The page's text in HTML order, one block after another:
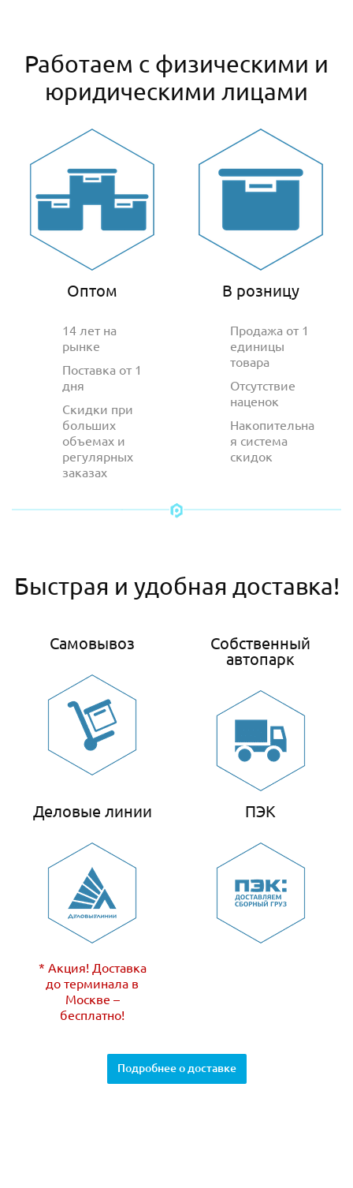
Работаем с физическими и
юридическими лицами
Оптом
14 лет на
рынке
Поставка от 1
дня
Скидки при
больших
объемах и
регулярных
заказах
В розницу
Продажа от 1
единицы
товара
Отсутствие
наценок
Накопительна
я система
скидок
Быстрая и удобная доставка!
Самовывоз
Собственный
автопарк
Деловые линии
* Акция! Доставка
до терминала в
Москве –
бесплатно!
ПЭК
Подробнее о доставке